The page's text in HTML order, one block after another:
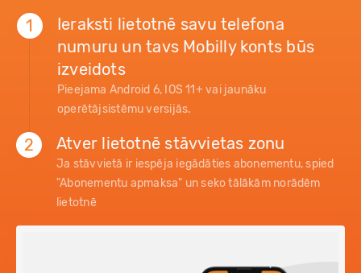
1
Ieraksti lietotnē savu telefona
numuru un tavs Mobilly konts būs
izveidots
Pieejama Android 6, IOS 11+ vai jaunāku
operētājsistēmu versijās.
2 Atver lietotnē stāvvietas zonu
Ja stāvvietā ir iespēja iegādāties abonementu, spied
"Abonementu apmaksa" un seko tālākām norādēm
lietotnē